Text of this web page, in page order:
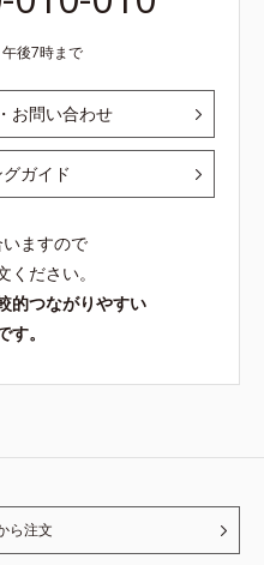
後7時まで
お問い合わせ
ガイド
ますので
ください。
的つながりやすい
す。
ら注文